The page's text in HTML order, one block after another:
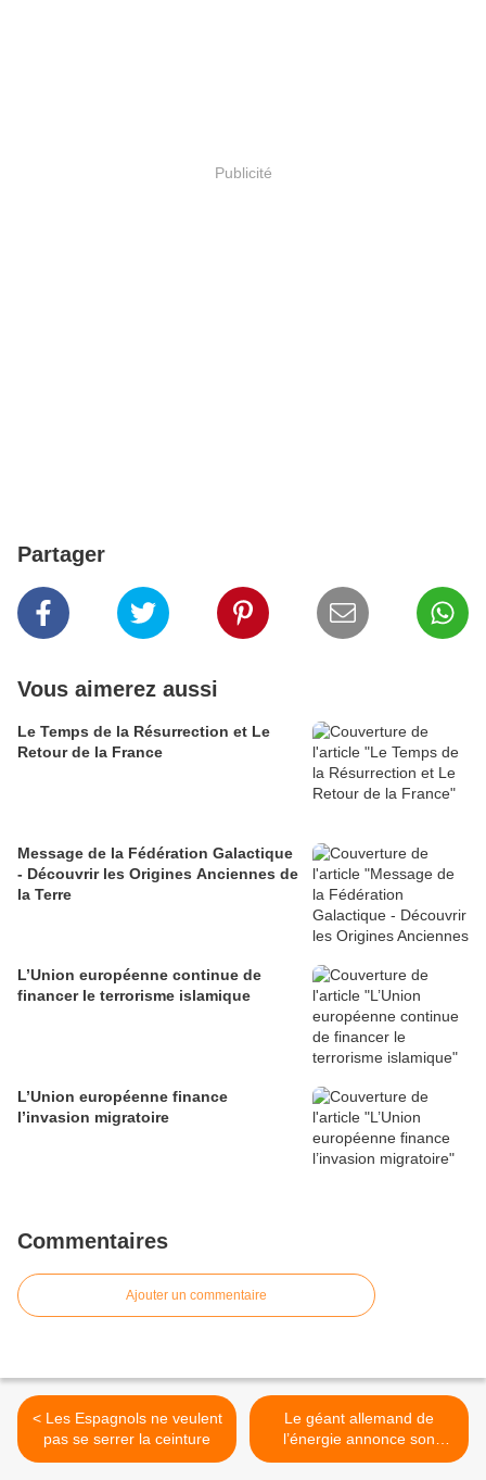
Publicité
Partager
Vous aimerez aussi
Le Temps de la Résurrection et Le
Retour de la France
Message de la Fédération Galactique
- Découvrir les Origines Anciennes de
la Terre
L’Union européenne continue de
financer le terrorisme islamique
L’Union européenne finance
l’invasion migratoire
Commentaires
Ajouter un commentaire
< Les Espagnols ne veulent
pas se serrer la ceinture
Le géant allemand de
l’énergie annonce son
insolvabilité >